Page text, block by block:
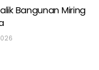
Bangunan Miring